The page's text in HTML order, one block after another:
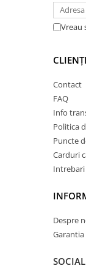
✅
✅
Vreau
CLIENȚI
Contact
FAQ
Info
Politica
Puncte
Carduri
Despre
SOCIAL